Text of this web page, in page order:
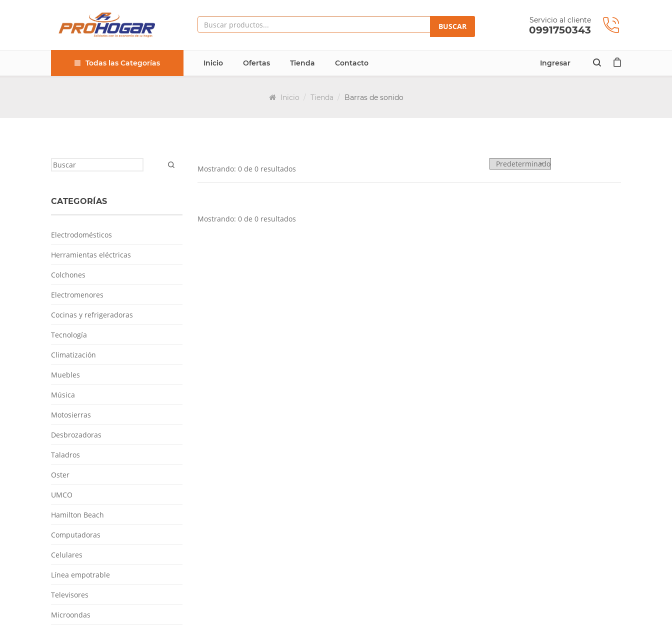
BUSCAR
Servicio al cliente
0991750343
Todas las Categorías Inicio Ofertas Tienda Contacto Ingresar
Inicio Tienda Barras de sonido
Mostrando: 0 de 0 resultados
Mostrando: 0 de 0 resultados
CATEGORÍAS
Electrodomésticos
Herramientas eléctricas
Colchones
Electromenores
Cocinas y refrigeradoras
Tecnología
Climatización
Muebles
Música
Motosierras
Desbrozadoras
Taladros
Oster
UMCO
Hamilton Beach
Computadoras
Celulares
Línea empotrable
Televisores
Microondas